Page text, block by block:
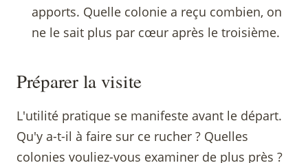
apports. Quelle colonie a reçu combien, on
ne le sait plus par cœur après le troisième.
Préparer la visite
L'utilité pratique se manifeste avant le départ.
Qu'y a-t-il à faire sur ce rucher ? Quelles
colonies vouliez-vous examiner de plus près ?